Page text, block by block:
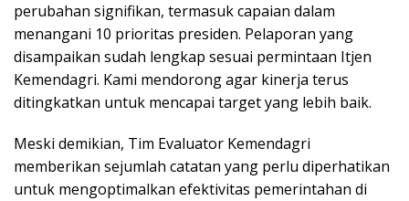
perubahan signifikan, termasuk capaian dalam
menangani 10 prioritas presiden. Pelaporan yang
disampaikan sudah lengkap sesuai permintaan Itjen
Kemendagri. Kami mendorong agar kinerja terus
ditingkatkan untuk mencapai target yang lebih baik.
Meski demikian, Tim Evaluator Kemendagri
memberikan sejumlah catatan yang perlu diperhatikan
untuk mengoptimalkan efektivitas pemerintahan di